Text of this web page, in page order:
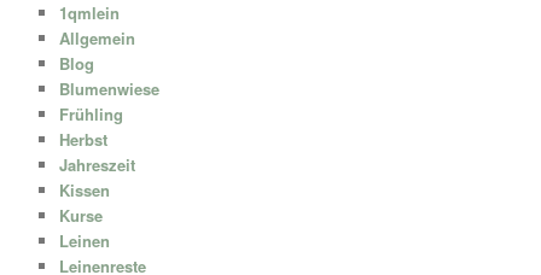
1qmlein
Allgemein
Blog
Blumenwiese
Frühling
Herbst
Jahreszeit
Kissen
Kurse
Leinen
Leinenreste